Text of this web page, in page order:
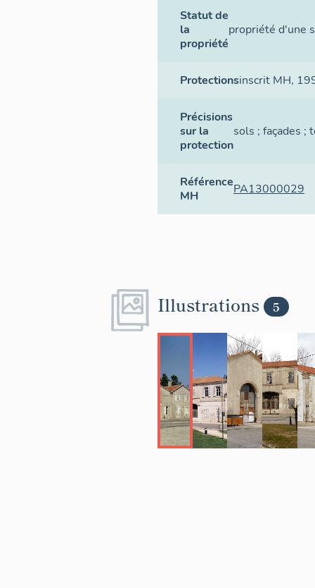
Statut de
la
propriété
propriété d'une
Protectionsinscrit MH,
Précisions
sur la
protection
sols ; façades ;
Référence
MH
PA13000029
Illustrations 5